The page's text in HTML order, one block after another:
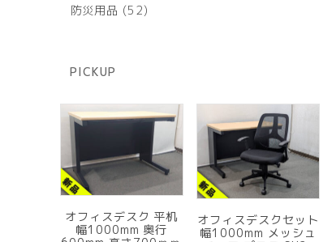
防災用品 5252
PICKUP
オフィスデスク 平机
幅1000mm 奥行
オフィスデスクセット
幅1000mm メッシュ